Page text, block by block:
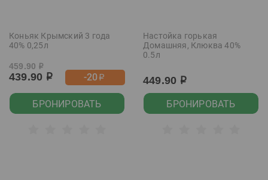
Коньяк Крымский 3 года
40% 0,25л
459.90 р
439.90 р -20р
БРОНИРОВАТЬ
Настойка горькая
Домашняя, Клюква 40%
0.5л
449.90 р
БРОНИРОВАТЬ